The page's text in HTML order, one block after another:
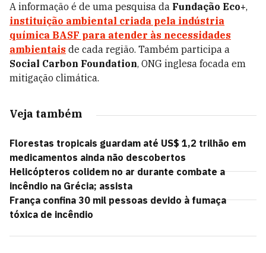
A informação é de uma pesquisa da Fundação Eco+,
instituição ambiental criada pela indústria
química BASF para atender às necessidades
ambientais de cada região. Também participa a
Social Carbon Foundation, ONG inglesa focada em
mitigação climática.
Veja também
Florestas tropicais guardam até US$ 1,2 trilhão em
medicamentos ainda não descobertos
Helicópteros colidem no ar durante combate a
incêndio na Grécia; assista
França confina 30 mil pessoas devido à fumaça
tóxica de incêndio